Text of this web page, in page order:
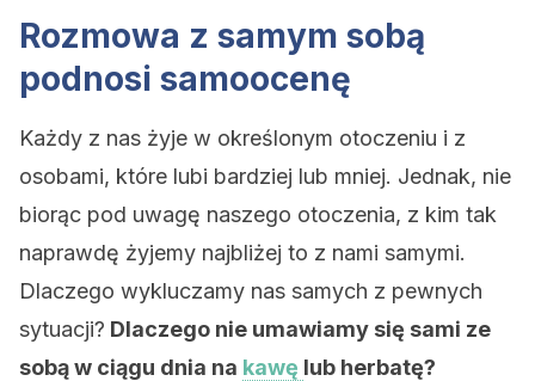
Rozmowa z samym sobą
podnosi samoocenę
Każdy z nas żyje w określonym otoczeniu i z
osobami, które lubi bardziej lub mniej. Jednak, nie
biorąc pod uwagę naszego otoczenia, z kim tak
naprawdę żyjemy najbliżej to z nami samymi.
Dlaczego wykluczamy nas samych z pewnych
sytuacji? Dlaczego nie umawiamy się sami ze
sobą w ciągu dnia na kawę lub herbatę?